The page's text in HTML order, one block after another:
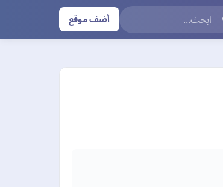
أضف موقع